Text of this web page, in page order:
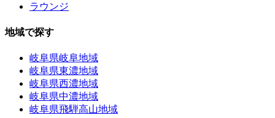
ラウンジ
地域で探す
岐阜県岐阜地域
岐阜県東濃地域
岐阜県西濃地域
岐阜県中濃地域
岐阜県飛騨高山地域